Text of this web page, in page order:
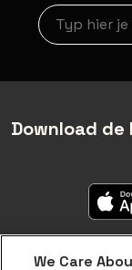
Download de
We Care